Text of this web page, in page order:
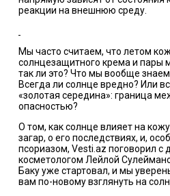
реакции на внешнюю среду.
Мы часто считаем, что летом
солнцезащитного крема и пары
так ли это? Что мы вообще
Всегда ли солнце вредно? Или
«золотая середина»: граница
опасностью?
О том, как солнце влияет на
загар, о его последствиях, и,
псориазом, Vesti.az поговорил с
косметологом Лейлой
Баку уже стартовал, и мы
вам по-новому взглянуть на